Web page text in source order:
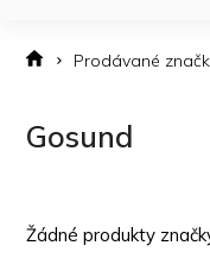
Prodávané
Gosund
Žádné produkty